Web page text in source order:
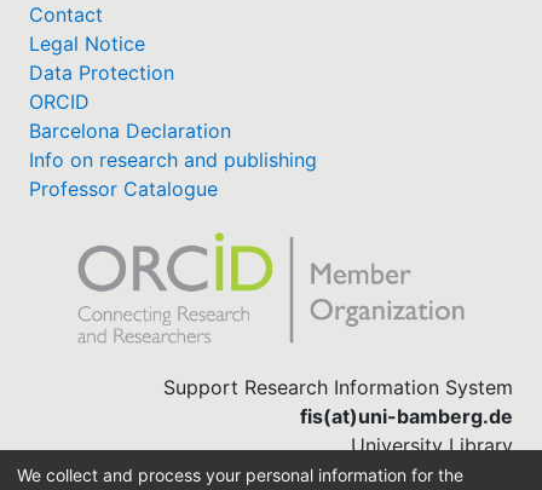
Contact
Legal Notice
Data Protection
ORCID
Barcelona Declaration
Info on research and publishing
Professor Catalogue
Support Research Information System
fis(at)uni-bamberg.de
University Library
(0951) 863-1568
We collect and process your personal information for the